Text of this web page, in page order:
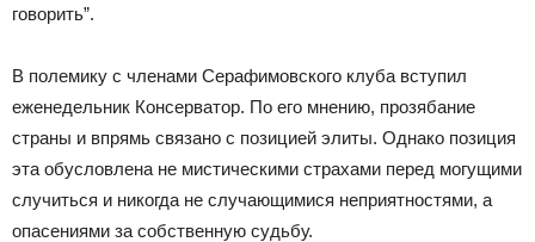
говорить”.
В полемику с членами Серафимовского клуба вступил
еженедельник Консерватор. По его мнению, прозябание
страны и впрямь связано с позицией элиты. Однако позиция
эта обусловлена не мистическими страхами перед могущими
случиться и никогда не случающимися неприятностями, а
опасениями за собственную судьбу.